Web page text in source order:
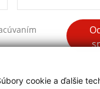
cookie a ďalšie